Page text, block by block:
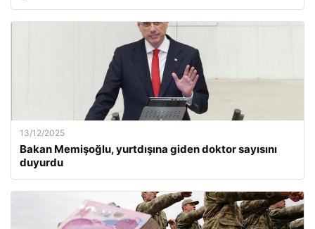
13/12/2025
Bakan Memişoğlu, yurtdışına giden doktor sayısını
duyurdu